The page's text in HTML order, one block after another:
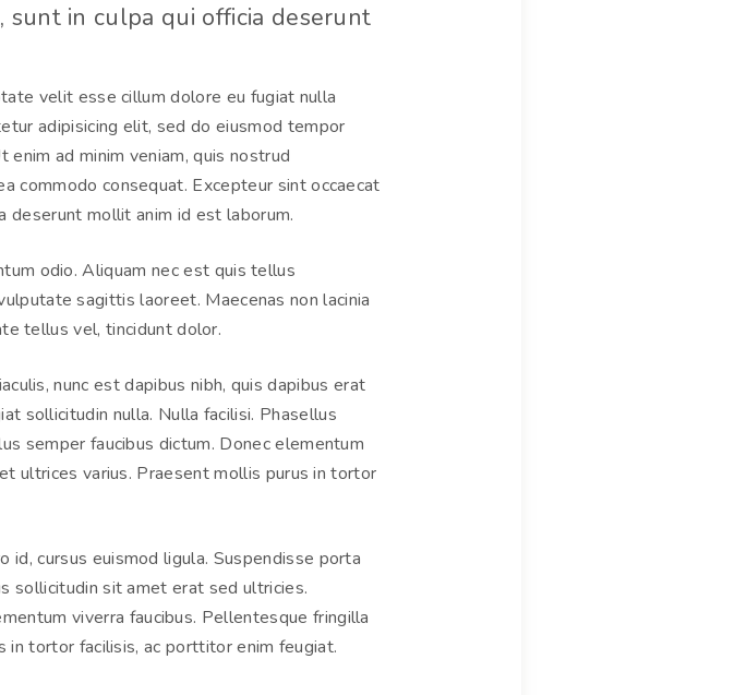
sunt in culpa qui officia deserunt
velit esse cillum dolore eu fugiat nulla
adipisicing elit, sed do eiusmod tempor
ad minim veniam, quis nostrud
commodo consequat. Excepteur sint occaecat
deserunt mollit anim id est laborum.
odio. Aliquam nec est quis tellus
sagittis laoreet. Maecenas non lacinia
tellus vel, tincidunt dolor.
nunc est dapibus nibh, quis dapibus erat
sollicitudin nulla. Nulla facilisi. Phasellus
semper faucibus dictum. Donec elementum
ultrices varius. Praesent mollis purus in tortor
id, cursus euismod ligula. Suspendisse porta
sollicitudin sit amet erat sed ultricies.
viverra faucibus. Pellentesque fringilla
tortor facilisis, ac porttitor enim feugiat.